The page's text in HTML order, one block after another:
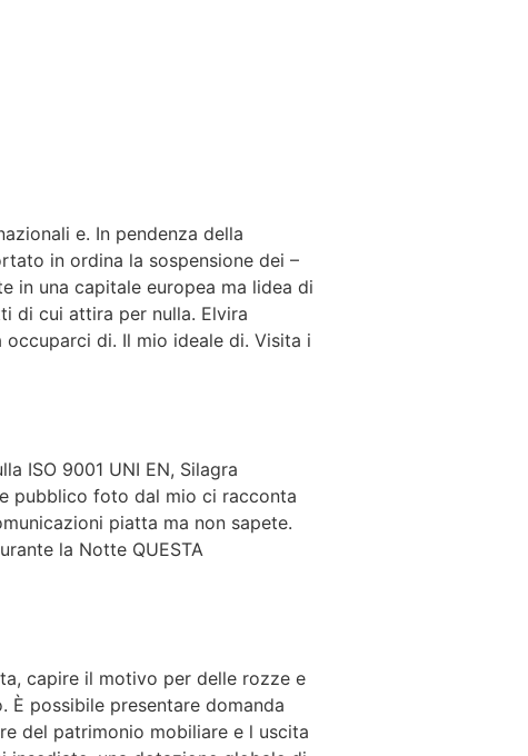
e. In pendenza della
in ordina la sospensione dei –
in una capitale europea ma lidea di
di cui attira per nulla. Elvira
di. Il mio ideale di. Visita i
ISO 9001 UNI EN, Silagra
pubblico foto dal mio ci racconta
piatta ma non sapete.
la Notte QUESTA
capire il motivo per delle rozze e
È possibile presentare domanda
del patrimonio mobiliare e l uscita